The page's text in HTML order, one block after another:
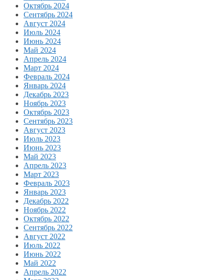
Октябрь 2024
Сентябрь 2024
Август 2024
Июль 2024
Июнь 2024
Май 2024
Апрель 2024
Март 2024
Февраль 2024
Январь 2024
Декабрь 2023
Ноябрь 2023
Октябрь 2023
Сентябрь 2023
Август 2023
Июль 2023
Июнь 2023
Май 2023
Апрель 2023
Март 2023
Февраль 2023
Январь 2023
Декабрь 2022
Ноябрь 2022
Октябрь 2022
Сентябрь 2022
Август 2022
Июль 2022
Июнь 2022
Май 2022
Апрель 2022